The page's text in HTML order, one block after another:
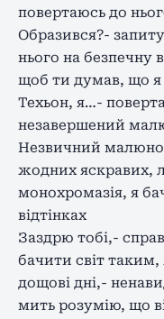
повертаюсь до
Образився?-
нього на безпечну
щоб ти думав, що я
Техьон, я…-
незавершений
Незвичний
жодних яскравих,
монохромазія, я
відтінках
Заздрю тобі,-
бачити світ
дощові дні,-
мить розумію, що